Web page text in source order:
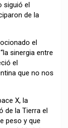
siguió el
de la
el
sinergia entre
el
que no nos
X, la
de la Tierra el
peso y que